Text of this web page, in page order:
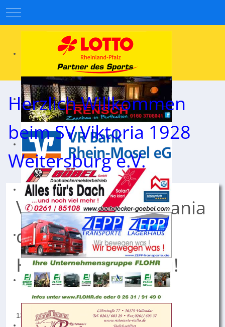
Mobile Menu Toggle
Herzlich Willkommen
beim SV Viktoria 1928
Weitersburg e.V.
Viktoria fügt Germania
die erste
Heimniederlage zu!
13. Spieltag Bezirksliga Mitte